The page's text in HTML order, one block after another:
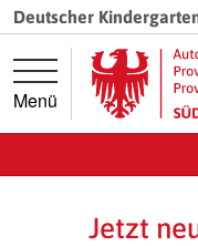
Springe direkt zur
Springe direkt zum Inhalt
Deutscher
Menü
Jetzt